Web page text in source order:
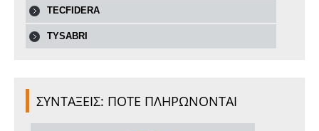
TECFIDERA
TYSABRI
ΣΥΝΤΑΞΕΙΣ: ΠΟΤΕ ΠΛΗΡΩΝΟΝΤΑΙ